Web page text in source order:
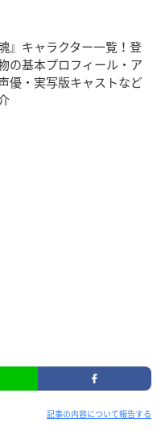
魂』キャラクター一覧！登
の基本プロフィール・ア
優・実写版キャストなど
記事の内容について報告する